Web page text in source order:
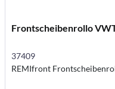
Frontscheibenrollo
37409
REMIfront